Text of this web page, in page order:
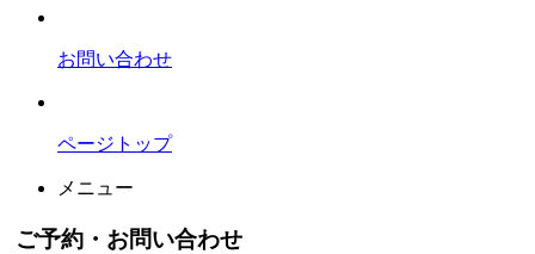
お問い合わせ
ページトップ
メニュー
ご予約・お問い合わせ